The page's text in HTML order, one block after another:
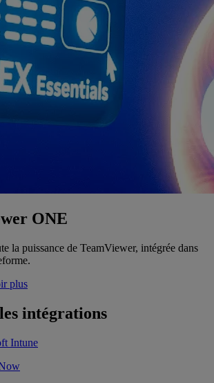
ONE
la puissance de TeamViewer, intégrée dans
plus
intégrations
Intune